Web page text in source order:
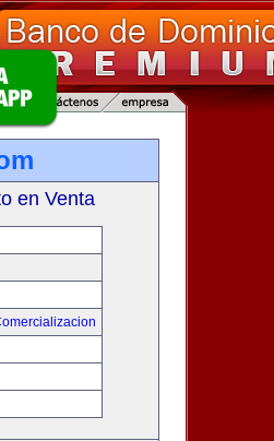
en Venta